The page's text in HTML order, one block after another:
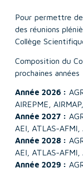
Pour permettre
des réunions
Collège
Composition du
prochaines années
Année 2026 :
AIREPME,
Année 2027 :
AEI, ATLAS-AFMI,
Année 2028 :
AEI, ATLAS-AFMI,
Année 2029 :